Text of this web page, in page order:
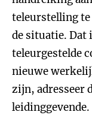
teleurstelling te
de situatie. Dat
teleurgestelde
nieuwe
zijn, adresseer